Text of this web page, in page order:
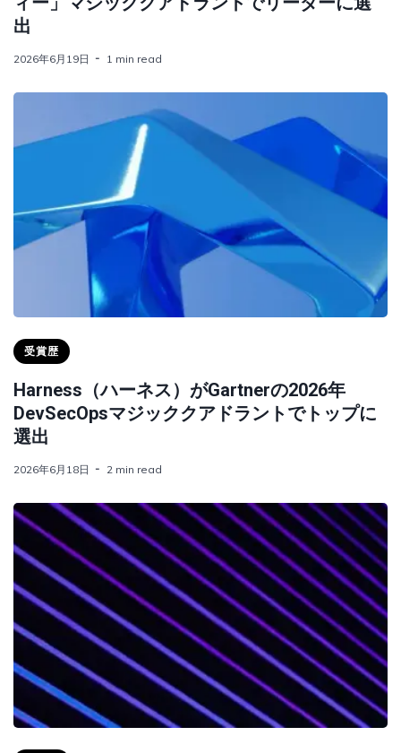
出
2026年6月19日 1 min read
受賞歴
Harness（ハーネス）がGartnerの2026年
DevSecOpsマジッククアドラントでトップに
選出
2026年6月18日 2 min read